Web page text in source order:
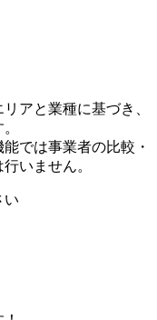
アと業種に基づき、
では事業者の比較・
いません。
い